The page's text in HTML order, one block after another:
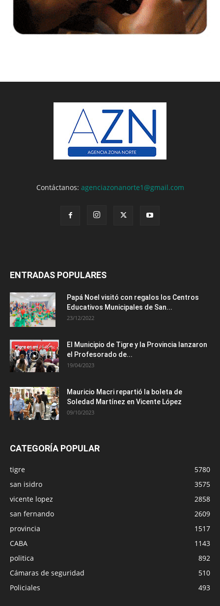
Contáctanos: agenciazonanorte1@gmail.com
ENTRADAS POPULARES
Papá Noel visitó con regalos los Centros
Educativos Municipales de San...
23/12/2022
El Municipio de Tigre y la Provincia lanzaron
el Profesorado de...
19/04/2023
Mauricio Macri repartió la boleta de
Soledad Martínez en Vicente López
09/10/2023
CATEGORÍA POPULAR
tigre
5780
san isidro
3575
vicente lopez
2858
san fernando
2609
provincia
1517
CABA
1143
politica
892
Cámaras de seguridad
510
Policiales
493